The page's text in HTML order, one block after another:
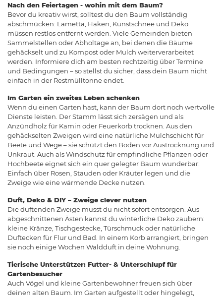
Nach den Feiertagen - wohin mit dem Baum?
Bevor du kreativ wirst, solltest du den Baum vollständig
abschmücken: Lametta, Haken, Kunstschnee und Deko
müssen restlos entfernt werden. Viele Gemeinden bieten
Sammelstellen oder Abholtage an, bei denen die Bäume
gehäckselt und zu Kompost oder Mulch weiterverarbeitet
werden. Informiere dich am besten rechtzeitig über Termine
und Bedingungen – so stellst du sicher, dass dein Baum nicht
einfach in der Restmülltonne endet.
Im Garten ein zweites Leben schenken
Wenn du einen Garten hast, kann der Baum dort noch wertvolle
Dienste leisten. Der Stamm lässt sich zersägen und als
Anzündholz für Kamin oder Feuerkorb trocknen. Aus den
gehäckselten Zweigen wird eine natürliche Mulchschicht für
Beete und Wege – sie schützt den Boden vor Austrocknung und
Unkraut. Auch als Windschutz für empfindliche Pflanzen oder
Hochbeete eignet sich ein quer gelegter Baum wunderbar:
Einfach über Rosen, Stauden oder Kräuter legen und die
Zweige wie eine wärmende Decke nutzen.
Duft, Deko & DIY – Zweige clever nutzen
Die duftenden Zweige musst du nicht sofort entsorgen. Aus
abgeschnittenen Ästen kannst du winterliche Deko zaubern:
kleine Kränze, Tischgestecke, Türschmuck oder natürliche
Duftecken für Flur und Bad. In einem Korb arrangiert, bringen
sie noch einige Wochen Waldduft in deine Wohnung.
Tierische Unterstützer: Futter- & Unterschlupf für
Gartenbesucher
Auch Vögel und kleine Gartenbewohner freuen sich über
deinen alten Baum. Im Garten aufgestellt oder hingelegt,